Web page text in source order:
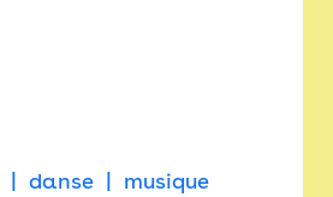
danse musique